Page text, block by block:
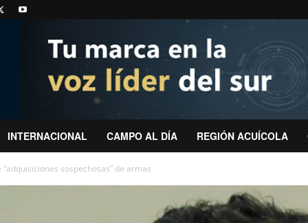
INTERNACIONAL CAMPO AL DÍA REGIÓN ACUÍCOLA
sospechosas” de armas